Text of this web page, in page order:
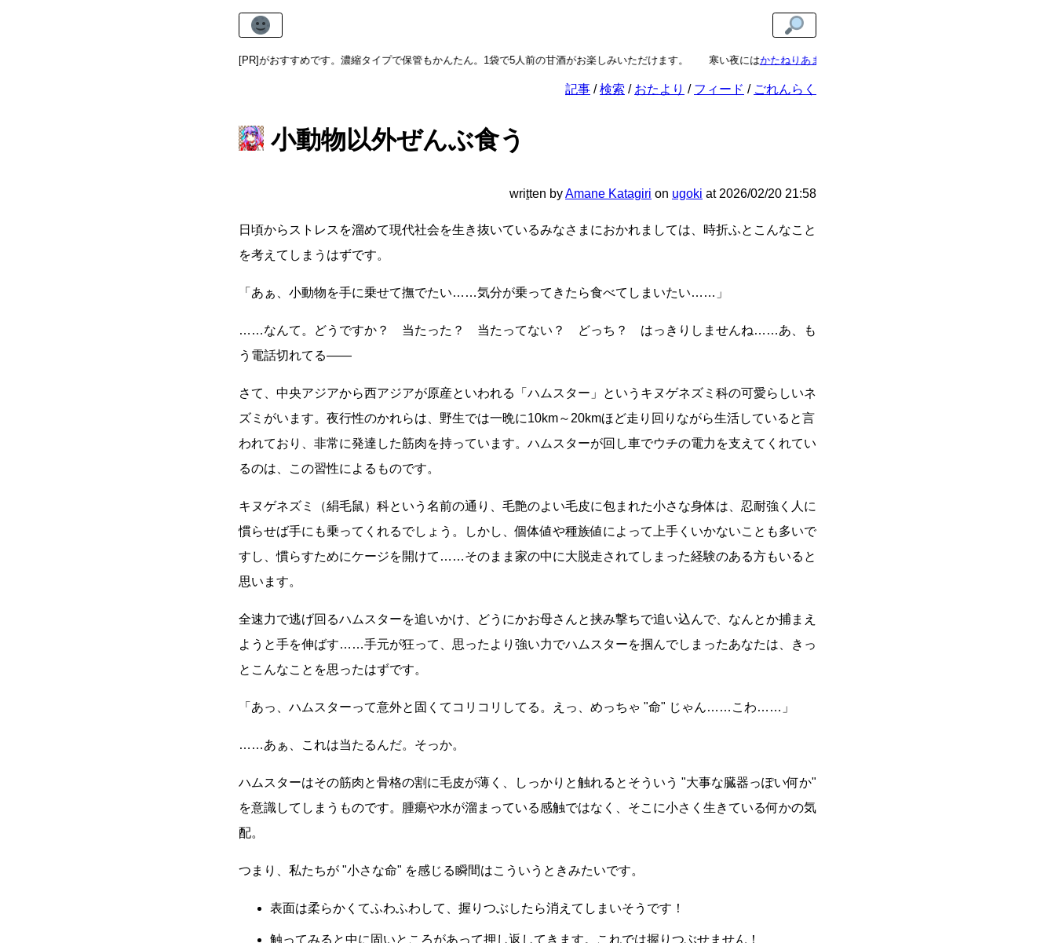
[PR]
がおすすめです。濃縮タイプで保管もかんたん。1袋で5人前の甘酒がお楽しみいただけます。 寒い夜にはかたねりあま酒がおすすめです。濃縮タイプで保管もかんたん。1袋で5人
記事 検索 おたより フィード ごれんらく
小動物以外ぜんぶ食う
written byAmane Katagiri on ugoki at 2026/02/20 21:58
日頃からストレスを溜めて現代社会を生き抜いているみなさまにおかれましては、時折ふとこんなこと
を考えてしまうはずです。
「あぁ、小動物を手に乗せて撫でたい……気分が乗ってきたら食べてしまいたい……」
……なんて。どうですか？ 当たった？ 当たってない？ どっち？ はっきりしませんね……あ、も
う電話切れてる――
さて、中央アジアから西アジアが原産といわれる「ハムスター」というキヌゲネズミ科の可愛らしいネ
ズミがいます。夜行性のかれらは、野生では一晩に10km～20kmほど走り回りながら生活していると言
われており、非常に発達した筋肉を持っています。ハムスターが回し車でウチの電力を支えてくれてい
るのは、この習性によるものです。
キヌゲネズミ（絹毛鼠）科という名前の通り、毛艶のよい毛皮に包まれた小さな身体は、忍耐強く人に
慣らせば手にも乗ってくれるでしょう。しかし、個体値や種族値によって上手くいかないことも多いで
すし、慣らすためにケージを開けて……そのまま家の中に大脱走されてしまった経験のある方もいると
思います。
全速力で逃げ回るハムスターを追いかけ、どうにかお母さんと挟み撃ちで追い込んで、なんとか捕まえ
ようと手を伸ばす……手元が狂って、思ったより強い力でハムスターを掴んでしまったあなたは、きっ
とこんなことを思ったはずです。
「あっ、ハムスターって意外と固くてコリコリしてる。えっ、めっちゃ 命 じゃん……こわ……」
……あぁ、これは当たるんだ。そっか。
ハムスターはその筋肉と骨格の割に毛皮が薄く、しっかりと触れるとそういう
大事な臓器っぽい何か
を意識してしまうものです。腫瘍や水が溜まっている感触ではなく、そこに小さく生きている何かの気
配。
つまり、私たちが 小さな命 を感じる瞬間はこういうときみたいです。
表面は柔らかくてふわふわして、握りつぶしたら消えてしまいそうです！
触ってみると中に固いところがあって押し返してきます。これでは握りつぶせません！